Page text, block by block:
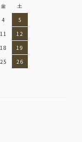
金
土
4
5
11
12
18
19
25
26